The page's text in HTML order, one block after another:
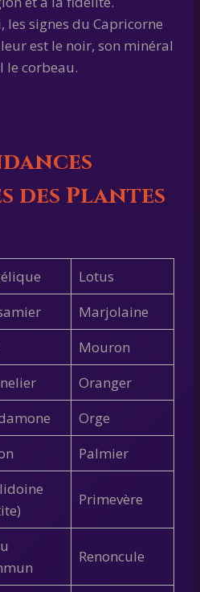
les signes du Capricorne
est le noir, son minéral
le corbeau.
des Plantes
Lotus
Marjolaine
Mouron
Oranger
Orge
Palmier
Primevère
Renoncule